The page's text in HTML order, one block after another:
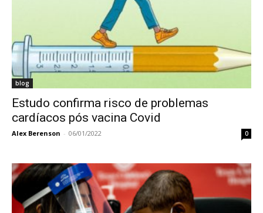
blog
Estudo confirma risco de problemas
cardíacos pós vacina Covid
Alex Berenson - 06/01/2022 0